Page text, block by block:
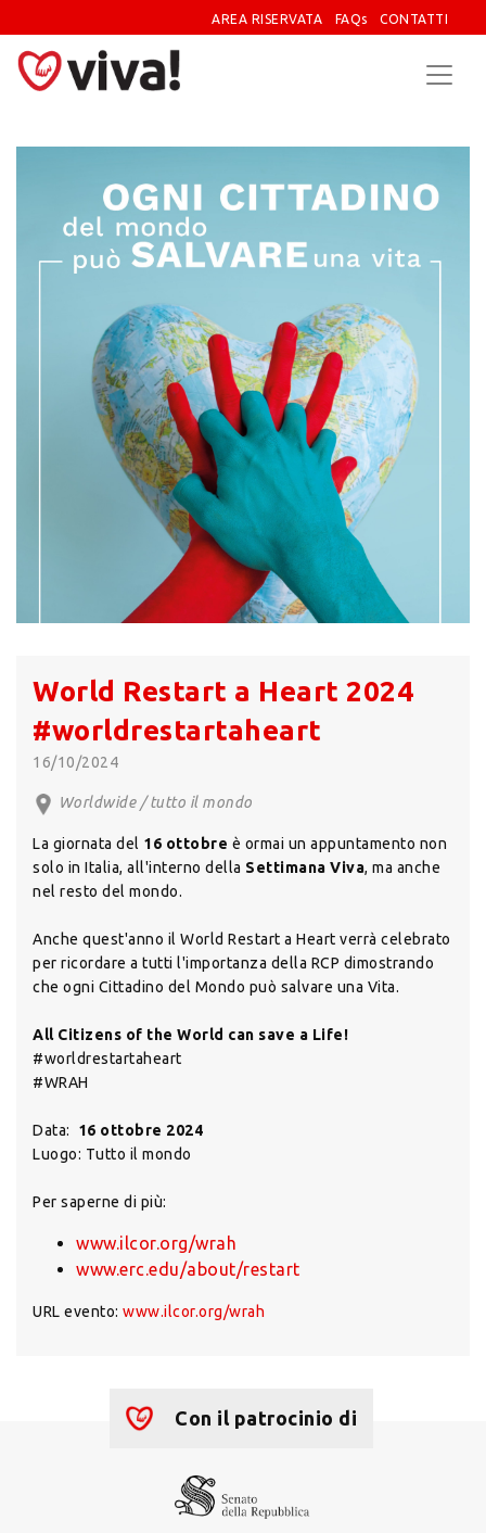
AREA RISERVATA FAQs CONTATTI
World Restart a Heart 2024
#worldrestartaheart
16/10/2024
Worldwide / tutto il mondo
La giornata del 16 ottobre è ormai un appuntamento non
solo in Italia, all'interno della Settimana Viva, ma anche
nel resto del mondo.
Anche quest'anno il World Restart a Heart verrà celebrato
per ricordare a tutti l'importanza della RCP dimostrando
che ogni Cittadino del Mondo può salvare una Vita.
All Citizens of the World can save a Life!
#worldrestartaheart
#WRAH
Data: 16 ottobre 2024
Luogo: Tutto il mondo
Per saperne di più:
www.ilcor.org/wrah
www.erc.edu/about/restart
URL evento: www.ilcor.org/wrah
Con il patrocinio di